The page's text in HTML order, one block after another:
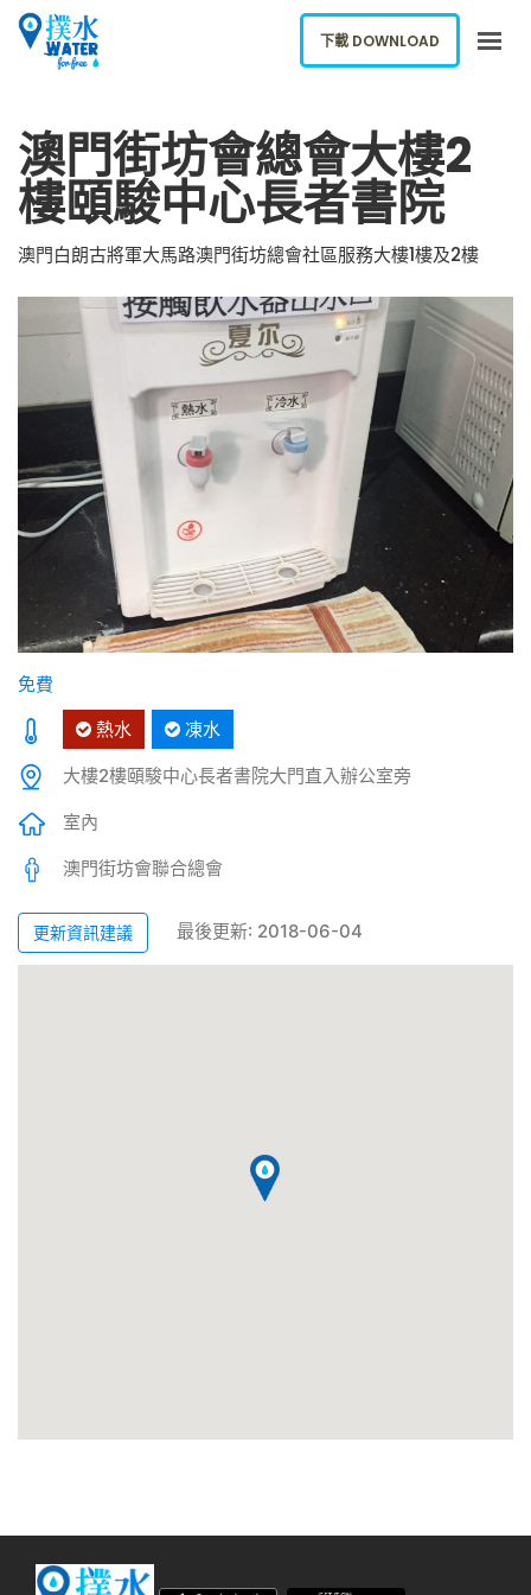
關於我們
下載應用
網誌
報告新飲水機
ENGLISH
下載 DOWNLOAD
澳門街坊會總會大樓2
樓頤駿中心長者書院
澳門白朗古將軍大馬路澳門街坊總會社區服務大樓1樓及2樓
免費
熱水
凍水
大樓2樓頤駿中心長者書院大門直入辦公室旁
室內
澳門街坊會聯合總會
更新資訊建議 最後更新: 2018-06-04
下載 DOWNLOAD